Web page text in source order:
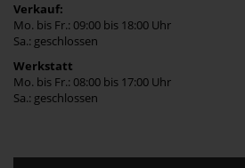
Verkauf:
Mo. bis Fr.: 09:00 bis 18:00 Uhr
Sa.: geschlossen
Werkstatt
Mo. bis Fr.: 08:00 bis 17:00 Uhr
Sa.: geschlossen